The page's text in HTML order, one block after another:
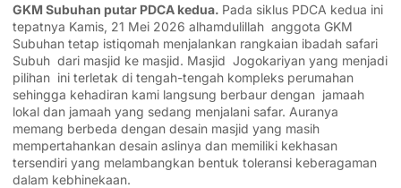
GKM Subuhan putar PDCA kedua. Pada siklus PDCA kedua ini
tepatnya Kamis, 21 Mei 2026 alhamdulillah anggota GKM
Subuhan tetap istiqomah menjalankan rangkaian ibadah safari
Subuh dari masjid ke masjid. Masjid Jogokariyan yang menjadi
pilihan ini terletak di tengah-tengah kompleks perumahan
sehingga kehadiran kami langsung berbaur dengan jamaah
lokal dan jamaah yang sedang menjalani safar. Auranya
memang berbeda dengan desain masjid yang masih
mempertahankan desain aslinya dan memiliki kekhasan
tersendiri yang melambangkan bentuk toleransi keberagaman
dalam kebhinekaan.